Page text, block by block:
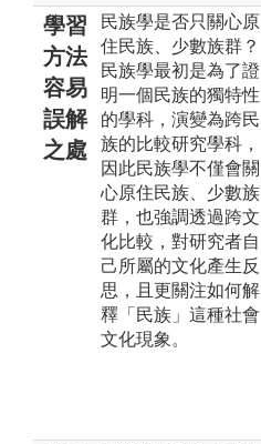
學習
方法
容易
誤解
之處
民族學是否只關心原
住民族、少數族群？
民族學最初是為了證
明一個民族的獨特性
的學科，演變為跨民
族的比較研究學科，
因此民族學不僅會關
心原住民族、少數族
群，也強調透過跨文
化比較，對研究者自
己所屬的文化產生反
思，且更關注如何解
釋「民族」這種社會
文化現象。